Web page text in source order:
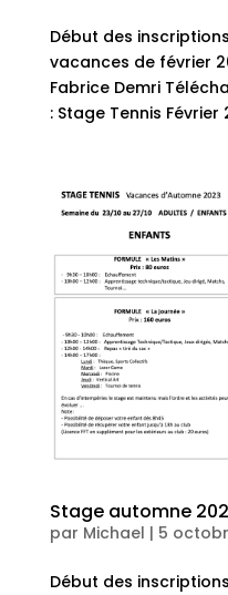
Début des
vacances de février
Fabrice Demri
: Stage Tennis Février
Stage automne
par Michael | 5
Début des